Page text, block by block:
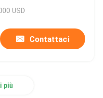
USD
Contattaci
più